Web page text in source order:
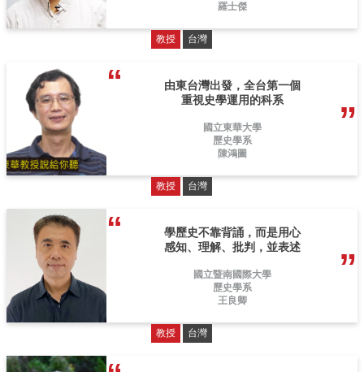
羅士傑
教授 台灣
由東台灣出發，全台第一個
重視史學運用的科系
國立東華大學
歷史學系
陳鴻圖
教授 台灣
學歷史不靠背誦，而是用心
感知、理解、批判，並表述
國立暨南國際大學
歷史學系
王良卿
教授 台灣